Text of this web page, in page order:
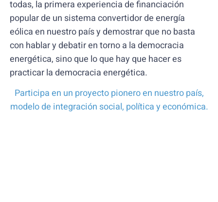
todas, la primera experiencia de financiación
popular de un sistema convertidor de energía
eólica en nuestro país y demostrar que no basta
con hablar y debatir en torno a la democracia
energética, sino que lo que hay que hacer es
practicar la democracia energética.
Participa en un proyecto pionero en nuestro país,
modelo de integración social, política y económica.